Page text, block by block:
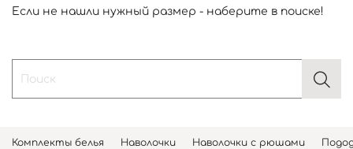
Если не нашли нужный размер - наберите в поиске!
Комплекты белья Наволочки Наволочки с рюшами